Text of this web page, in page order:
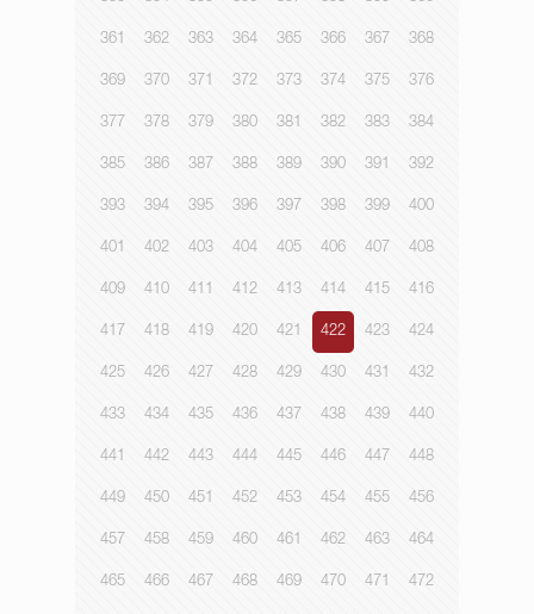
361 362 363 364 365 366 367 368
369 370 371 372 373 374 375 376
377 378 379 380 381 382 383 384
385 386 387 388 389 390 391 392
393 394 395 396 397 398 399 400
401 402 403 404 405 406 407 408
409 410 411 412 413 414 415 416
417 418 419 420 421 422 423 424
425 426 427 428 429 430 431 432
433 434 435 436 437 438 439 440
441 442 443 444 445 446 447 448
449 450 451 452 453 454 455 456
457 458 459 460 461 462 463 464
465 466 467 468 469 470 471 472